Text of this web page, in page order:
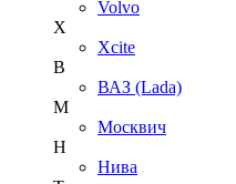
Volvo
X
Xcite
В
ВАЗ (Lada)
М
Москвич
Н
Нива